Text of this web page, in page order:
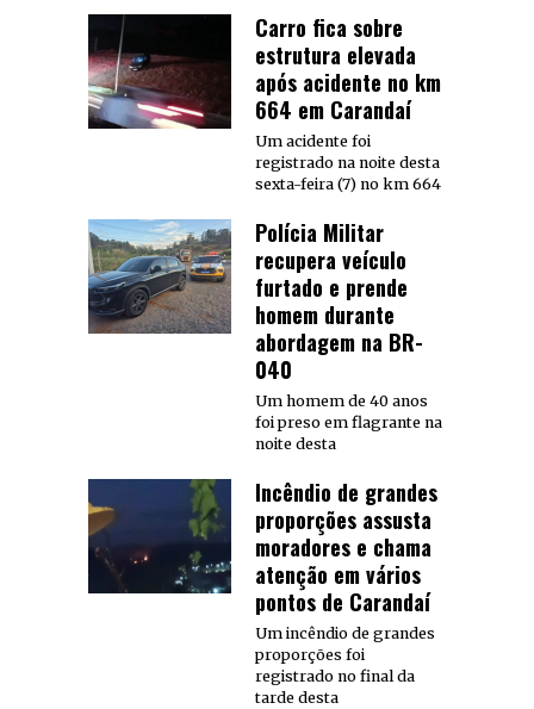
Carro fica sobre
estrutura elevada
após acidente no km
664 em Carandaí
Um acidente foi
registrado na noite desta
sexta-feira (7) no km 664
Polícia Militar
recupera veículo
furtado e prende
homem durante
abordagem na BR-
040
Um homem de 40 anos
foi preso em flagrante na
noite desta
Incêndio de grandes
proporções assusta
moradores e chama
atenção em vários
pontos de Carandaí
Um incêndio de grandes
proporções foi
registrado no final da
tarde desta